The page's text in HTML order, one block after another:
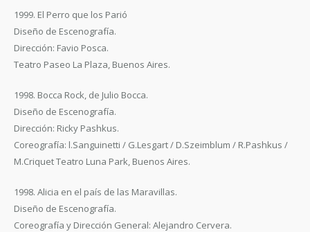
1999. El Perro que los Parió
Diseño de Escenografía.
Dirección: Favio Posca.
Teatro Paseo La Plaza, Buenos Aires.
1998. Bocca Rock, de Julio Bocca.
Diseño de Escenografía.
Dirección: Ricky Pashkus.
Coreografía: l.Sanguinetti / G.Lesgart / D.Szeimblum / R.Pashkus /
M.Criquet Teatro Luna Park, Buenos Aires.
1998. Alicia en el país de las Maravillas.
Diseño de Escenografía.
Coreografía y Dirección General: Alejandro Cervera.